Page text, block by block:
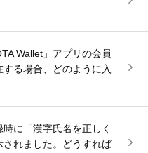
Wallet」アプリの会員
る場合、どのように入
時に「漢字氏名を正しく
されました。どうすれば